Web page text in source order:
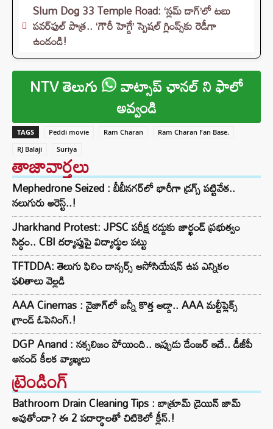
Slum Dog 33 Temple Road: ‘స్లమ్ డాగ్’లో టబు
పవర్‌ఫుల్ పాత్ర.. ‘గౌరీ హెగ్డే’ స్పెషల్ గ్లింప్స్‌కు రెడీగా
ఉండండి!
NTV తెలుగు వాట్సాప్ ఛానల్ ని ఫాలో
అవ్వండి
TAGS Peddi movie Ram Charan
Ram Charan Fan Base.
RJ Balaji
Suriya
తాజావార్తలు
Mephedrone Seized : బీబీనగర్‌లో భారీగా డ్రగ్స్ పట్టివేత..
నలుగురు అరెస్ట్..!
Jharkhand Protest: JPSC పరీక్ష రద్దుకు జార్ఖండ్ ప్రభుత్వం
సిద్ధం.. CBI దర్యాప్తుపై విద్యార్థుల పట్టు
TFTDDA: తెలుగు ఫిలిం డాన్సర్స్ అసోసియేషన్ ఉప ఎన్నికల
ఫలితాలు వెల్లడి
AAA Cinemas : వైజాగ్‌లో బన్నీ కొత్త అడ్డా.. AAA మల్టీప్లెక్స్
గ్రాండ్ ఓపెనింగ్.!
DGP Anand : నక్సలిజం పోయింది.. ఇప్పుడు డేంజర్ ఇదే.. డీజీపీ
ఆనంద్ కీలక వ్యాఖ్యలు
ట్రెండింగ్‌
Bathroom Drain Cleaning Tips : బాత్రూమ్ డ్రెయిన్ జామ్
అవుతోందా? ఈ 2 పదార్థాలతో చిటికెలో క్లీన్.!